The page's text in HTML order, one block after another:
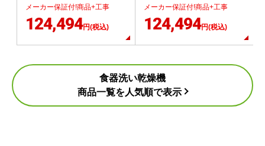
メーカー保証付!商品+工事
124,494円(税込)
メーカー保証付!商品+工事
124,494円(税込)
食器洗い乾燥機
商品一覧を人気順で表示